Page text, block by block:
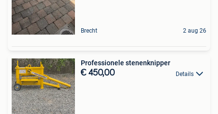
Brecht 2 aug 26
Professionele stenenknipper
€ 450,00 Details